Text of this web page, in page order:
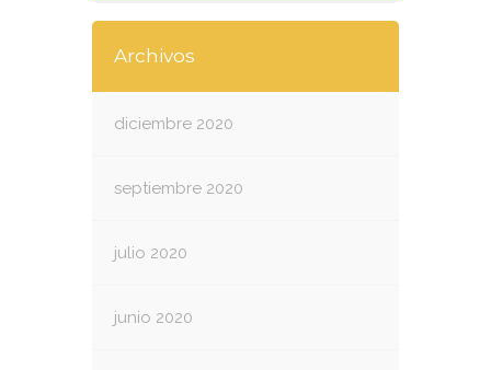
Archivos
diciembre 2020
septiembre 2020
julio 2020
junio 2020